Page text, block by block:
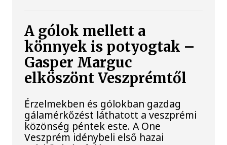
A gólok mellett a
könnyek is potyogtak –
Gasper Marguc
elköszönt Veszprémtől
Érzelmekben és gólokban gazdag
gálamérkőzést láthatott a veszprémi
közönség péntek este. A One
Veszprém idénybeli első hazai